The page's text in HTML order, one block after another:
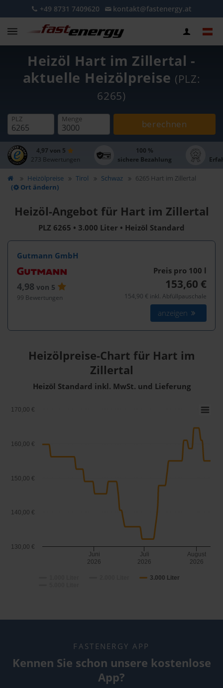
+49 8731 7409620 kontakt@fastenergy.at
Heizöl Hart im Zillertal -
aktuelle Heizölpreise (PLZ:
6265)
PLZ Menge berechnen
4,97 von 5
273 Bewertungen
100 %
sichere Bezahlung
Heizölpreise Tirol Schwaz
6265 Hart im Zillertal
(
Ort ändern)
Heizöl-Angebot für Hart im Zillertal
PLZ 6265 • 3.000 Liter • Heizöl Standard
Gutmann GmbH
4,98 von 5
99 Bewertungen
Preis pro 100 l
153,60 €
154,90 € inkl. Abfüllpauschale
anzeigen
Heizölpreise-Chart für Hart im
Zillertal
Heizöl Standard inkl. MwSt. und Lieferung
3.000 Liter
Juni
2026
Juli
2026
August
2026
130,00 €
140,00 €
150,00 €
160,00 €
170,00 €
FASTENERGY APP
Kennen Sie schon unsere kostenlose
App?